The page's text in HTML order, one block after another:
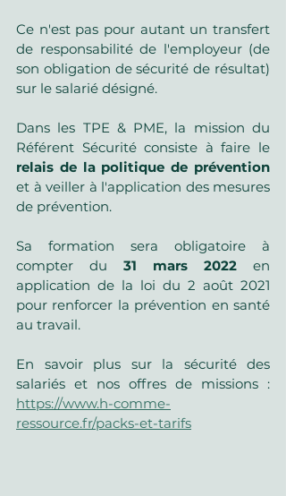
Ce n'est pas pour autant un transfert
de responsabilité de l'employeur (de
son obligation de sécurité de résultat)
sur le salarié désigné.
Dans les TPE & PME, la mission du
relais de la politique de prévention
et à veiller à l'application des mesures
de prévention.
Sa formation sera obligatoire à
compter du 31 mars 2022 en
application de la loi du 2 août 2021
pour renforcer la prévention en santé
au travail.
En savoir plus sur la sécurité des
https://www.h-comme-
ressource.fr/packs-et-tarifs